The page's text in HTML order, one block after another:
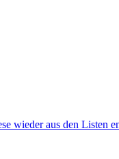
wieder aus den Listen